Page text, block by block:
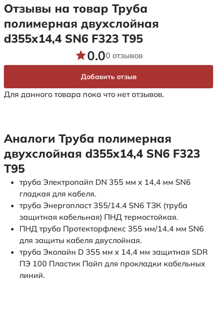
Отзывы на товар Труба
полимерная двухслойная
d355х14,4 SN6 F323 Т95
Для данного товара пока что нет отзывов.
0.00 отзывов
Добавить отзыв
Аналоги Труба полимерная
двухслойная d355х14,4 SN6 F323
Т95
труба Электропайп DN 355 мм x 14,4 мм SN6
гладкая для кабеля.
труба Энергопласт 355/14.4 SN6 ТЗК (труба
защитная кабельная) ПНД термостойкая.
ПНД труба Протекторфлекс 355 мм/14,4 мм SN6
для защиты кабеля двуслойная.
труба Эколайн D 355 мм x 14,4 мм защитная SDR
ПЭ 100 Пластик Пайп для прокладки кабельных
линий.